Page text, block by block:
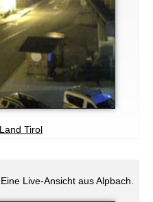
Land Tirol
Live-Ansicht aus Alpbach.